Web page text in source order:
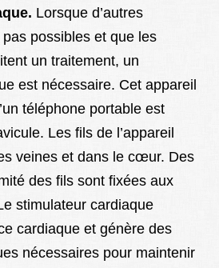
Lorsque d’autres
possibles et que les
un traitement, un
est nécessaire. Cet appareil
téléphone portable est
Les fils de l’appareil
veines et dans le cœur. Des
des fils sont fixées aux
stimulateur cardiaque
cardiaque et génère des
nécessaires pour maintenir